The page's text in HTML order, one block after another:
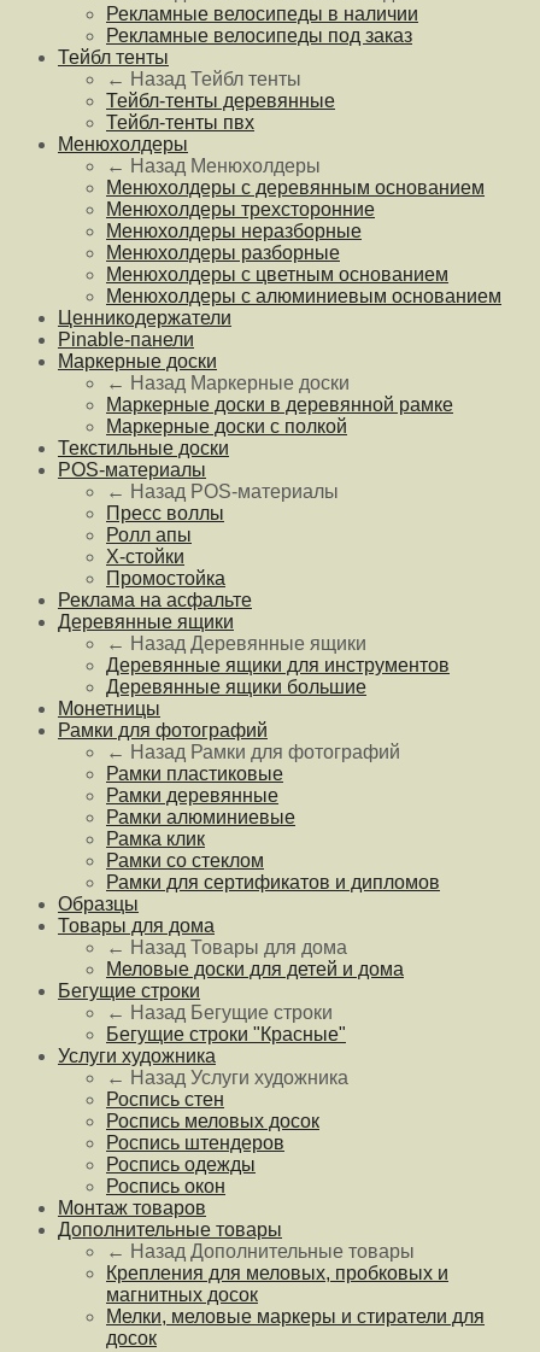
Рекламные велосипеды в наличии
Рекламные велосипеды под заказ
Тейбл тенты
← Назад Тейбл тенты
Тейбл-тенты деревянные
Тейбл-тенты пвх
Менюхолдеры
← Назад Менюхолдеры
Менюхолдеры с деревянным основанием
Менюхолдеры трехсторонние
Менюхолдеры неразборные
Менюхолдеры разборные
Менюхолдеры с цветным основанием
Менюхолдеры с алюминиевым основанием
Ценникодержатели
Pinable-панели
Маркерные доски
← Назад Маркерные доски
Маркерные доски в деревянной рамке
Маркерные доски с полкой
Текстильные доски
POS-материалы
← Назад POS-материалы
Пресс воллы
Ролл апы
Х-стойки
Промостойка
Реклама на асфальте
Деревянные ящики
← Назад Деревянные ящики
Деревянные ящики для инструментов
Деревянные ящики большие
Монетницы
Рамки для фотографий
← Назад Рамки для фотографий
Рамки пластиковые
Рамки деревянные
Рамки алюминиевые
Рамка клик
Рамки со стеклом
Рамки для сертификатов и дипломов
Образцы
Товары для дома
← Назад Товары для дома
Меловые доски для детей и дома
Бегущие строки
← Назад Бегущие строки
Бегущие строки "Красные"
Услуги художника
← Назад Услуги художника
Роспись стен
Роспись меловых досок
Роспись штендеров
Роспись одежды
Роспись окон
Монтаж товаров
Дополнительные товары
← Назад Дополнительные товары
Крепления для меловых, пробковых и
магнитных досок
Мелки, меловые маркеры и стиратели для
досок